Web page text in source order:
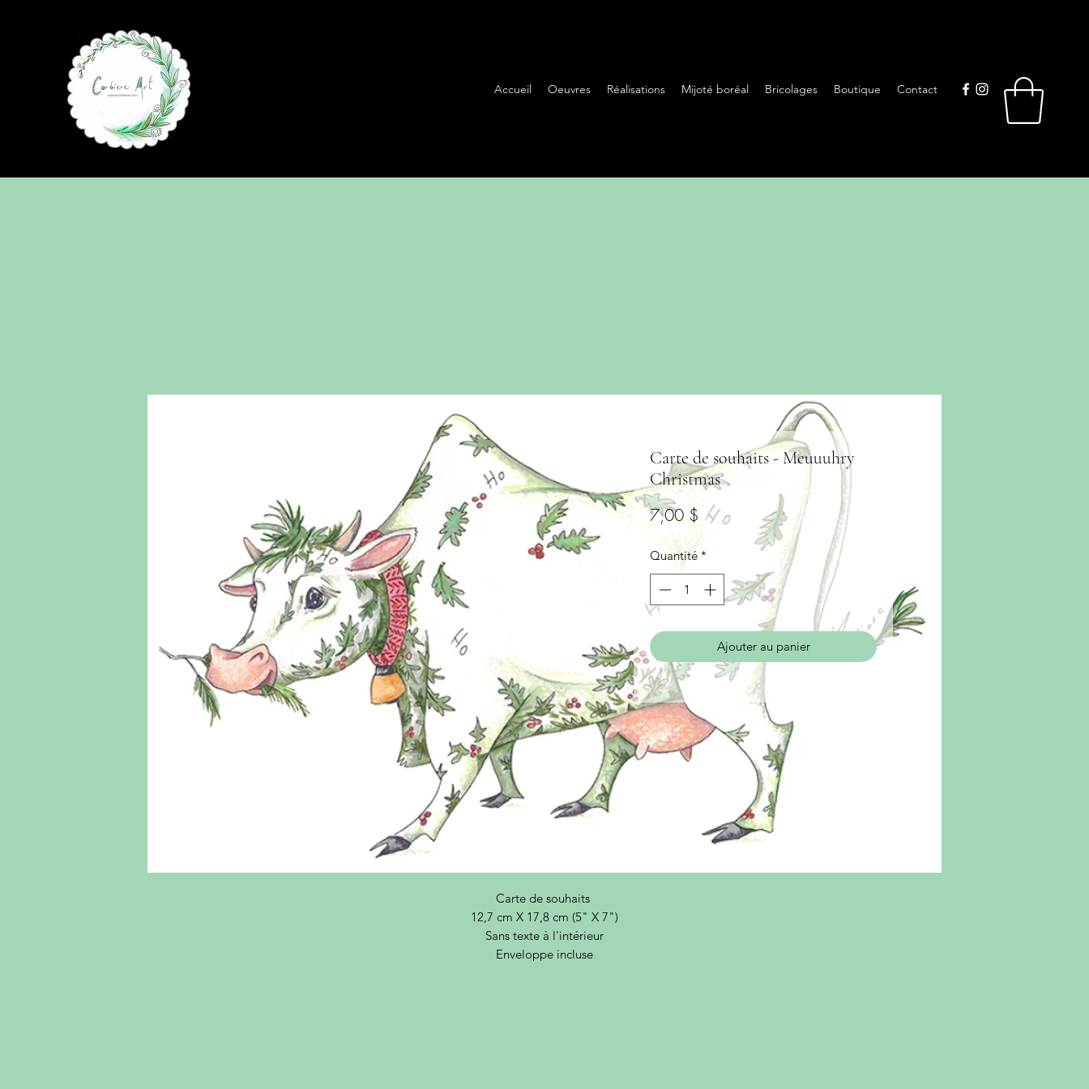
Accueil Oeuvres Réalisations Mijoté boréal Bricolages Boutique Contact
Carte de souhaits - Meuuuhry
Christmas
7,00 $ Prix
Quantité *
Ajouter au panier
Carte de souhaits
12,7 cm X 17,8 cm (5" X 7")
Sans texte à l'intérieur
Enveloppe incluse